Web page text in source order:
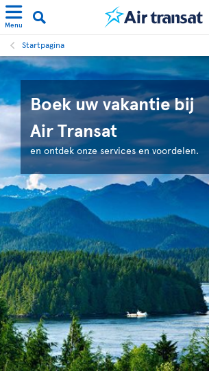
Menu
Startpagina
Boek uw vakantie bij
Air Transat
en ontdek onze services en voordelen.